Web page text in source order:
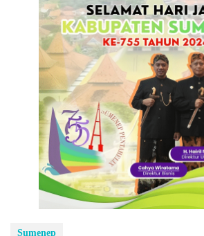
Sumenep